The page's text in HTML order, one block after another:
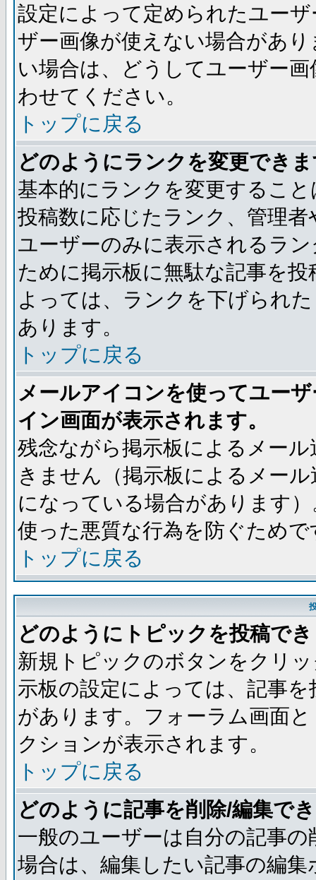
設定によって定められたユー
ザー画像が使えない場合があ
い場合は、どうしてユーザー
わせてください。
トップに戻る
どのようにランクを変更でき
基本的にランクを変更するこ
投稿数に応じたランク、管理
ユーザーのみに表示されるラ
ために掲示板に無駄な記事を
よっては、ランクを下げられ
あります。
トップに戻る
メールアイコンを使ってユー
イン画面が表示されます。
残念ながら掲示板によるメー
きません（掲示板によるメー
になっている場合があります
使った悪質な行為を防ぐためで
トップに戻る
どのようにトピックを投稿で
新規トピックのボタンをクリ
示板の設定によっては、記事
があります。フォーラム画面
クションが表示されます。
トップに戻る
どのように記事を削除/編集で
一般のユーザーは自分の記事
場合は、編集したい記事の編